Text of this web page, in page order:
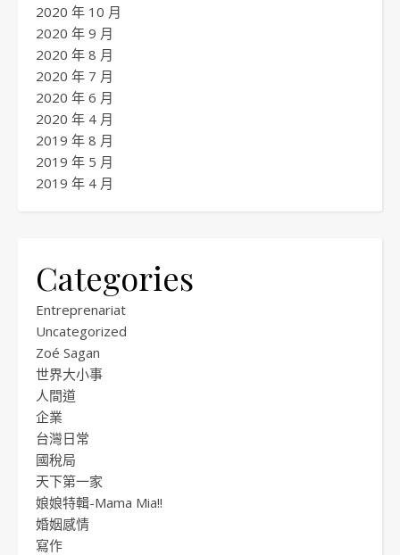
2020 年 10 月
2020 年 9 月
2020 年 8 月
2020 年 7 月
2020 年 6 月
2020 年 4 月
2019 年 8 月
2019 年 5 月
2019 年 4 月
Categories
Entreprenariat
Uncategorized
Zoé Sagan
世界大小事
人間道
企業
台灣日常
國稅局
天下第一家
娘娘特輯-Mama Mia!!
婚姻感情
寫作